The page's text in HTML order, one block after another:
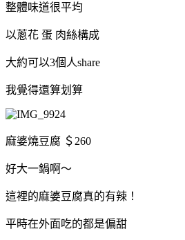
整體味道很平均
以蔥花 蛋 肉絲構成
大約可以3個人share
我覺得還算划算
麻婆燒豆腐 ＄260
好大一鍋啊～
這裡的麻婆豆腐真的有辣！
平時在外面吃的都是偏甜